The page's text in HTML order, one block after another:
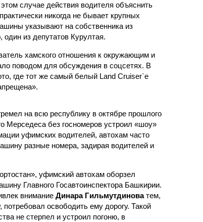
случае действия водителя объяснить
никогда не бывает крупных
указывают на собственника из
из депутатов Курултая.
хамского отношения к окружающим и
поводом для обсуждения в соцсетях. В
где тот же самый белый Land Cruiser`е
на всю республику в октябре прошлого
Мерседеса без госномеров устроил «шоу»
уфимских водителей, автохам часто
разные номера, задирая водителей и
уфимский автохам оборзел
Главного Госавтоинспектора Башкирии.
внимание Динара Гильмутдиноватем,
освободить ему дорогу. Такой
не стерпел и устроил погоню, в